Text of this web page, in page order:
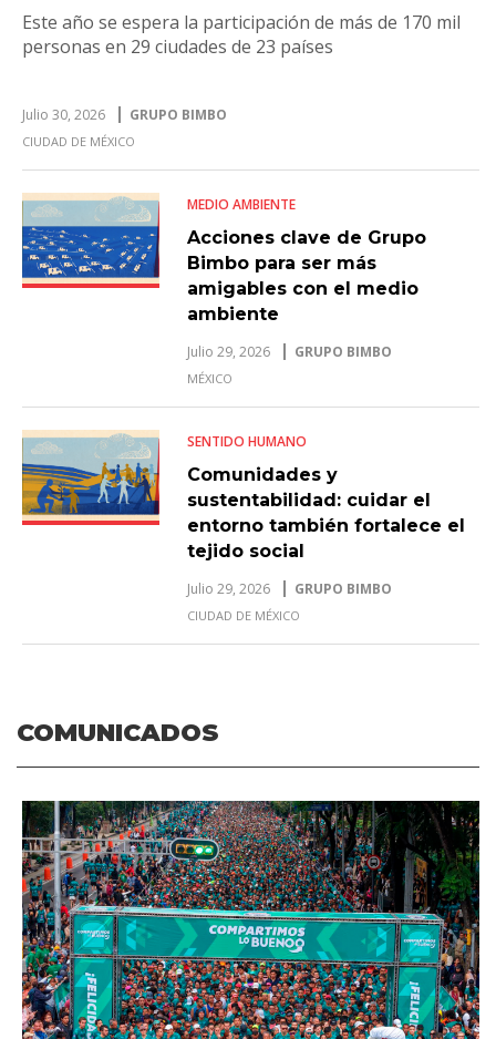
Este año se espera la participación de más de 170 mil
personas en 29 ciudades de 23 países
Julio 30, 2026 GRUPO BIMBO
CIUDAD DE MÉXICO
MEDIO AMBIENTE
Acciones clave de Grupo
Bimbo para ser más
amigables con el medio
ambiente
Julio 29, 2026 GRUPO BIMBO
MÉXICO
SENTIDO HUMANO
Comunidades y
sustentabilidad: cuidar el
entorno también fortalece el
tejido social
Julio 29, 2026 GRUPO BIMBO
CIUDAD DE MÉXICO
COMUNICADOS